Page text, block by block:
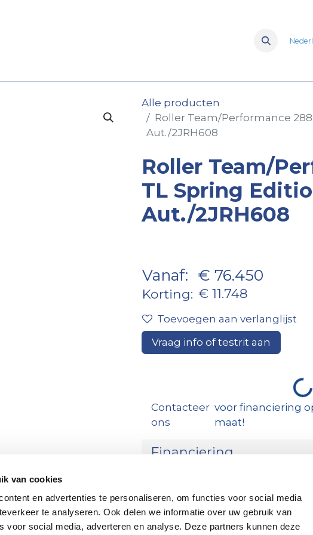
van cookies
en advertenties te personaliseren, om functies voor social media
te analyseren. Ook delen we informatie over uw gebruik van
voor social media, adverteren en analyse. Deze partners kunnen deze
Merken
Alle producten
Roller Team/Performance 288
Aut./2JRH608
Roller Team/
TL Spring
Aut./2JRH608
Vanaf: € 76.450
Korting: € 11.748
Toevoegen aan verlanglijst
Vraag info of testrit aan
Contacteer
ons
voor financiering
maat!
Financiering